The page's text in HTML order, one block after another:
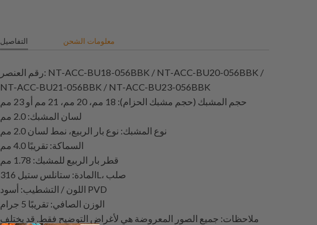
التفاصيل معلومات الشحن
رقم العنصر: NT-ACC-BU18-056BBK / NT-ACC-BU20-056BBK /
NT-ACC-BU21-056BBK / NT-ACC-BU23-056BBK
حجم المشبك (حجم مشبك الحزام): 18 مم، 20 مم، 21 مم أو 23 مم
لسان المشبك: 2.0 مم
نوع المشبك: نوع بار الربيع، نمط لسان 2.0 مم
السماكة: تقريبًا 4.0 مم
قطر بار الربيع للمشبك: 1.78 مم
المادة: ستانلس ستيل 316L، صلب
اللون / التشطيب: أسود PVD
الوزن الصافي: تقريبًا 5 جرام
ملاحظات: جميع الصور المعروضة هي لأغراض التوضيح فقط. قد يختلف